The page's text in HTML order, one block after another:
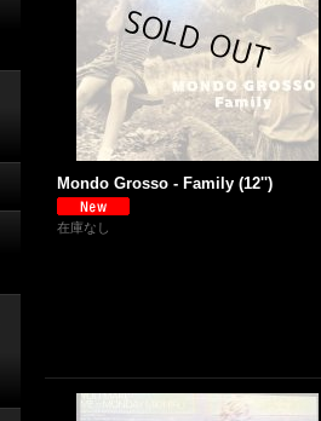
Mondo Grosso - Family (12'')
在庫なし